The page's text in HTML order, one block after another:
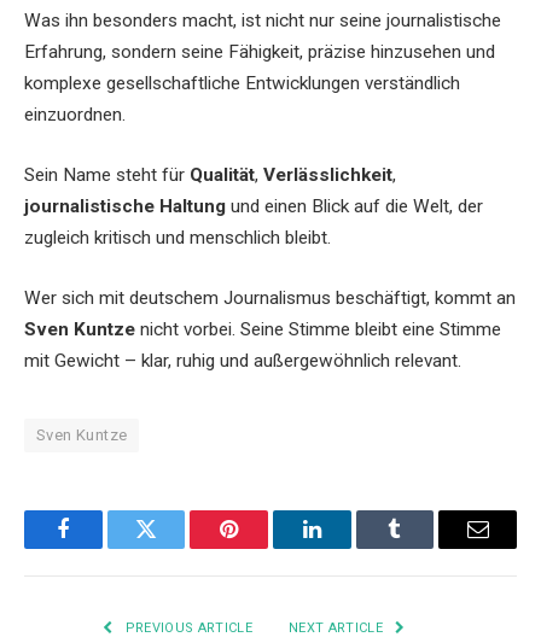
Was ihn besonders macht, ist nicht nur seine journalistische
Erfahrung, sondern seine Fähigkeit, präzise hinzusehen und
komplexe gesellschaftliche Entwicklungen verständlich
einzuordnen.
Sein Name steht für Qualität, Verlässlichkeit,
journalistische Haltung und einen Blick auf die Welt, der
zugleich kritisch und menschlich bleibt.
Wer sich mit deutschem Journalismus beschäftigt, kommt an
Sven Kuntze nicht vorbei. Seine Stimme bleibt eine Stimme
mit Gewicht – klar, ruhig und außergewöhnlich relevant.
Sven Kuntze
FacebookTwitter Pinterest LinkedInTumblr Email
PREVIOUS ARTICLE NEXT ARTICLE